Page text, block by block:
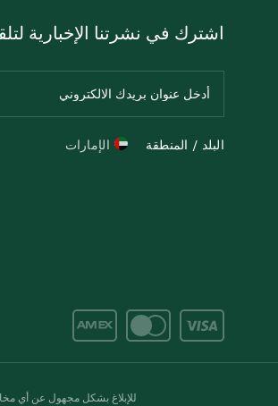
اشترك في نشرتنا الإخبارية
البلد / المنطقة الإمارات
للإبلاغ بشكل مجهول عن أي